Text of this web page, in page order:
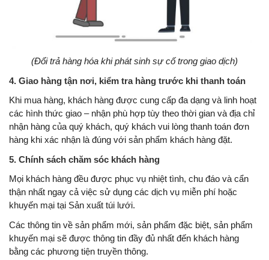
(Đổi trả hàng hóa khi phát sinh sự cố trong giao dịch)
4. Giao hàng tận nơi, kiểm tra hàng trước khi thanh toán
Khi mua hàng, khách hàng được cung cấp đa dạng và linh hoạt
các hình thức giao – nhận phù hợp tùy theo thời gian và địa chỉ
nhận hàng của quý khách, quý khách vui lòng thanh toán đơn
hàng khi xác nhận là đúng với sản phẩm khách hàng đặt.
5. Chính sách chăm sóc khách hàng
Mọi khách hàng đều được phục vụ nhiệt tình, chu đáo và cẩn
thận nhất ngay cả việc sử dụng các dịch vụ miễn phí hoặc
khuyến mại tại Sản xuất túi lưới.
Các thông tin về sản phẩm mới, sản phẩm đặc biệt, sản phẩm
khuyến mại sẽ được thông tin đầy đủ nhất đến khách hàng
bằng các phương tiện truyền thông.